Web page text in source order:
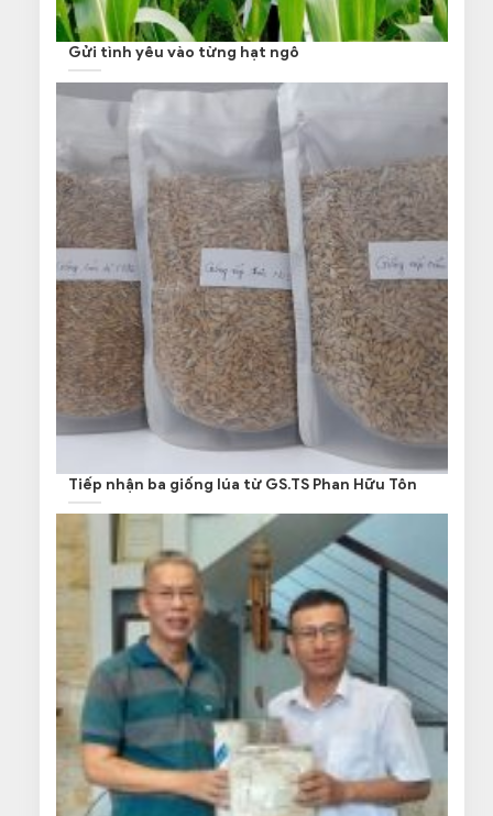
Gửi tình yêu vào từng hạt ngô
Tiếp nhận ba giống lúa từ GS.TS Phan Hữu Tôn